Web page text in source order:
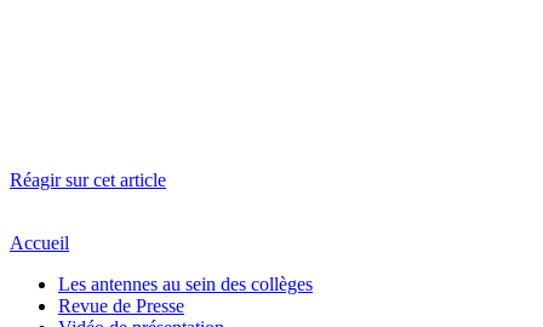
Réagir sur cet article
Accueil
Les antennes au sein des collèges
Revue de Presse